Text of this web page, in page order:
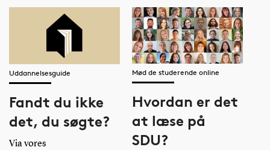
Uddannelsesguide
Fandt du ikke
det, du søgte?
Via vores
Mød de studerende online
Hvordan er det
at læse på
SDU?